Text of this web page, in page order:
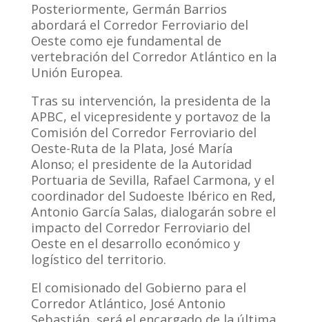
Posteriormente, Germán Barrios
abordará el Corredor Ferroviario del
Oeste como eje fundamental de
vertebración del Corredor Atlántico en la
Unión Europea.
Tras su intervención, la presidenta de la
APBC, el vicepresidente y portavoz de la
Comisión del Corredor Ferroviario del
Oeste-Ruta de la Plata, José María
Alonso; el presidente de la Autoridad
Portuaria de Sevilla, Rafael Carmona, y el
coordinador del Sudoeste Ibérico en Red,
Antonio García Salas, dialogarán sobre el
impacto del Corredor Ferroviario del
Oeste en el desarrollo económico y
logístico del territorio.
El comisionado del Gobierno para el
Corredor Atlántico, José Antonio